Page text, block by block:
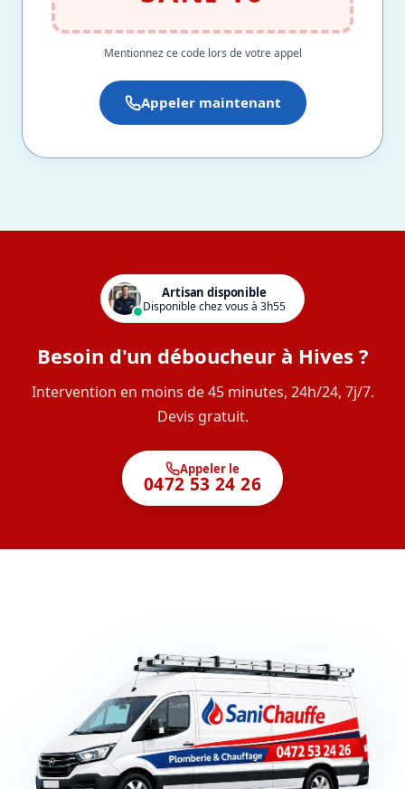
Mentionnez ce code lors de votre appel
Appeler maintenant
Artisan disponible
Disponible chez vous à 3h55
Besoin d'un déboucheur à Hives ?
Intervention en moins de 45 minutes, 24h/24, 7j/7.
Devis gratuit.
Appeler le
0472 53 24 26